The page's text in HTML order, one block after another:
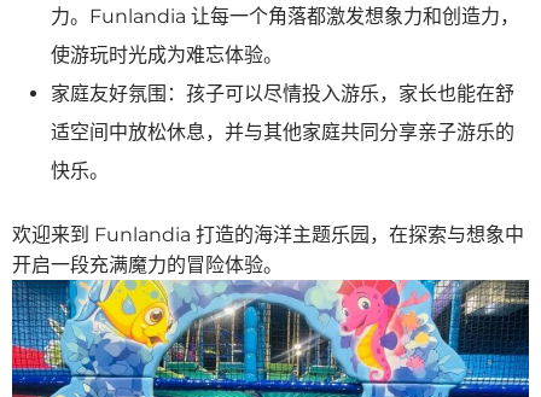
力。Funlandia 让每一个角落都激发想象力和创造力，
使游玩时光成为难忘体验。
家庭友好氛围：孩子可以尽情投入游乐，家长也能在舒
适空间中放松休息，并与其他家庭共同分享亲子游乐的
快乐。
欢迎来到 Funlandia 打造的海洋主题乐园，在探索与想象中
开启一段充满魔力的冒险体验。